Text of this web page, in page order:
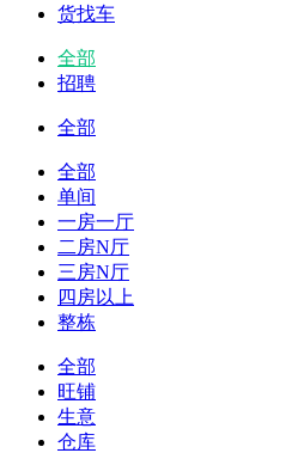
货找车
全部
招聘
全部
全部
单间
一房一厅
二房N厅
三房N厅
四房以上
整栋
全部
旺铺
生意
仓库